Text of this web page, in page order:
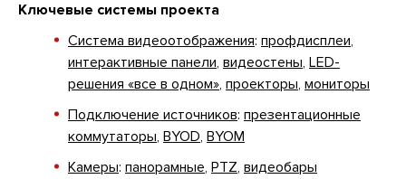
Ключевые системы проекта
Система видеоотображения: профдисплеи,
интерактивные панели, видеостены, LED-
решения «все в одном», проекторы, мониторы
Подключение источников: презентационные
коммутаторы, BYOD, BYOM
Камеры: панорамные, PTZ, видеобары